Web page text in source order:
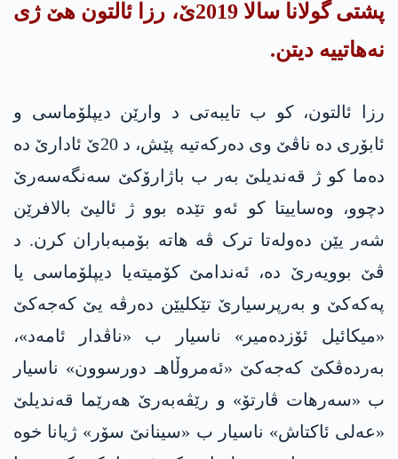
پشتی گولانا سالا 2019ێ، رزا ئالتون هێ ژی
نەهاتییە دیتن.
رزا ئالتون، کو ب تایبەتی د وارێن دیپلۆماسی و
ئابۆری دە ناڤێ وی دەرکەتیە پێش، د 20ێ ئادارێ دە
دەما کو ژ قەندیلێ بەر ب باژارۆکێ سه‌نگەسەرێ
دچوو، وەساییتا کو ئەو تێدە بوو ژ ئالیێ بالافرێن
شەر یێن دەولەتا ترک ڤە هاتە بۆمبەباران کرن. د
ڤێ بوویەرێ دە، ئەندامێ کۆمیتەیا دیپلۆماسی یا
په‌كه‌كێ و بەرپرسیارێ تێکلیێن دەرڤە یێ كه‌جه‌كێ
«میکائیل ئۆزدەمیر» ناسیار ب «ناڤدار ئامەد»،
بەردەڤکێ كه‌جه‌كێ «ئەمروڵاهـ دورسوون» ناسیار
ب «سەرهات ڤارتۆ» و رێڤەبەرێ هەرێما قەندیلێ
«عەلی ئاکتاش» ناسیار ب «سینانێ سۆر» ژیانا خوە